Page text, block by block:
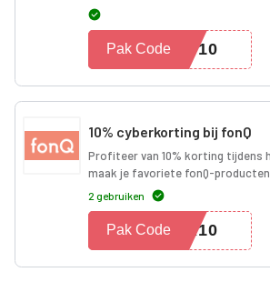
AY10
Pak Code
10% cyberkorting bij fonQ
Profiteer van 10% korting tijdens
maak je favoriete fonQ-
2 gebruiken
ER10
Pak Code